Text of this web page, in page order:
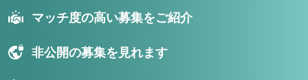
マッチ度の高い募集をご紹介
非公開の募集を見れます